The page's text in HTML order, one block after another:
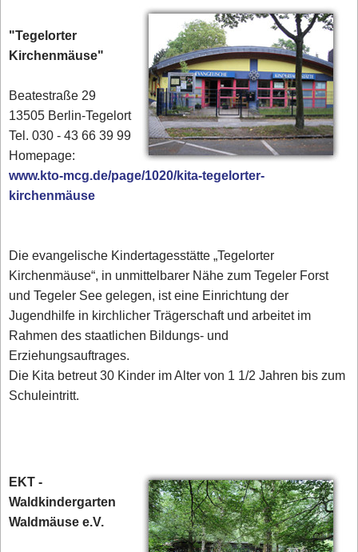
"Tegelorter
Kirchenmäuse"
Beatestraße 29
13505 Berlin-Tegelort
Tel. 030 - 43 66 39 99‎
Homepage:
www.kto-mcg.de/page/1020/kita-tegelorter-
kirchenmäuse
Die evangelische Kindertagesstätte „Tegelorter
Kirchenmäuse“, in unmittelbarer Nähe zum Tegeler Forst
und Tegeler See gelegen, ist eine Einrichtung der
Jugendhilfe in kirchlicher Trägerschaft und arbeitet im
Rahmen des staatlichen Bildungs- und
Erziehungsauftrages.
Die Kita betreut 30 Kinder im Alter von 1 1/2 Jahren bis zum
Schuleintritt.
EKT -
Waldkindergarten
Waldmäuse e.V.